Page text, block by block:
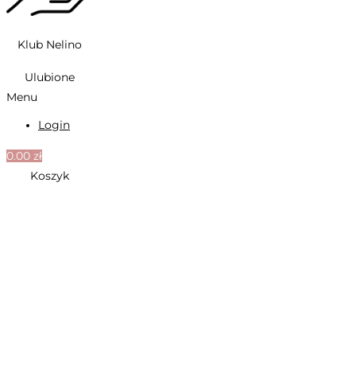
Klub Nelino
Ulubione
Menu
Login
0.00 zł
Koszyk